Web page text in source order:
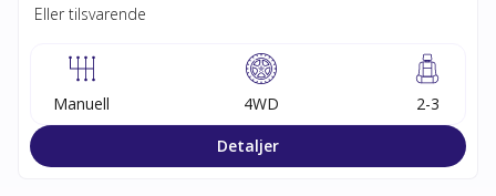
Eller tilsvarende
Manuell 4WD
2-3
Detaljer